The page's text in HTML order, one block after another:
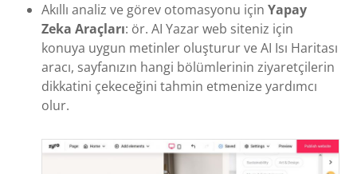
Akıllı analiz ve görev otomasyonu içinYapay
Zeka Araçları: ör. AI Yazar web siteniz için
konuya uygun metinler oluşturur ve AI Isı Haritası
aracı, sayfanızın hangi bölümlerinin ziyaretçilerin
dikkatini çekeceğini tahmin etmenize yardımcı
olur.